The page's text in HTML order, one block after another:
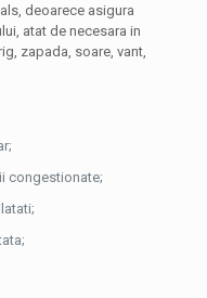
deoarece asigura
atat de necesara in
zapada, soare, vant,
congestionate;